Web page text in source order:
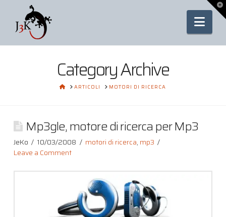
Category Archive
HOME
ARTICOLI MOTORI DI RICERCA
Mp3gle, motore di ricerca per Mp3
JeKo 10/03/2008 motori di ricerca, mp3
Leave a Comment